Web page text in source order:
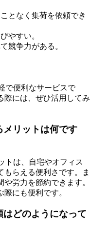
となく集荷を依頼でき
やすい。
競争力がある。
で便利なサービスで
際には、ぜひ活用してみ
リットは何です
トは、自宅やオフィス
もらえる便利さです。ま
労力を節約できます。
にも便利です。
どのようになって